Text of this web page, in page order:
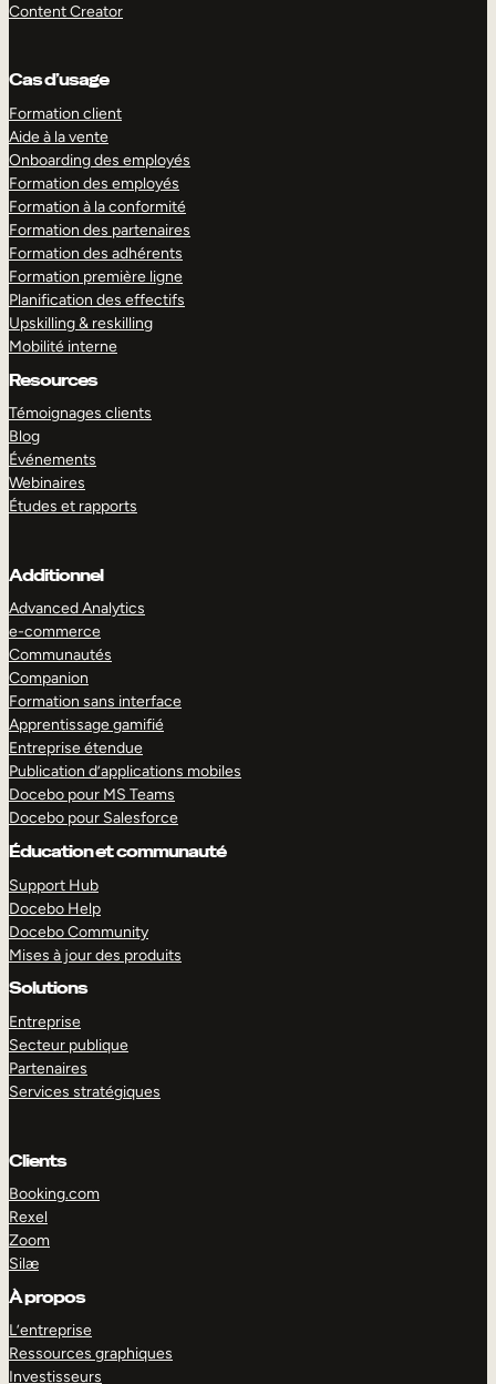
Content Creator
Cas d’usage
Formation client
Aide à la vente
Onboarding des employés
Formation des employés
Formation à la conformité
Formation des partenaires
Formation des adhérents
Formation première ligne
Planification des effectifs
Upskilling & reskilling
Mobilité interne
Resources
Témoignages clients
Blog
Événements
Webinaires
Études et rapports
Additionnel
Advanced Analytics
e-commerce
Communautés
Companion
Formation sans interface
Apprentissage gamifié
Entreprise étendue
Publication d’applications mobiles
Docebo pour MS Teams
Docebo pour Salesforce
Éducation et communauté
Support Hub
Docebo Help
Docebo Community
Mises à jour des produits
Solutions
Entreprise
Secteur publique
Partenaires
Services stratégiques
Clients
Booking.com
Rexel
Zoom
Silæ
À propos
L’entreprise
Ressources graphiques
Investisseurs